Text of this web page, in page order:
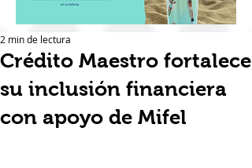
Crédito Maestro fortalece
su inclusión financiera
con apoyo de Mifel
2 min de lectura